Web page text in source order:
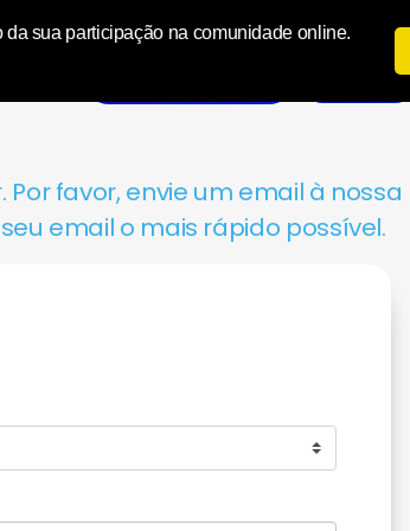
sua participação na comunidade online.
favor, envie um email à nossa
email o mais rápido possível.